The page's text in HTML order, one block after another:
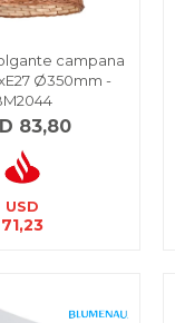
campana
Ø350mm -
83,80
USD
71,23